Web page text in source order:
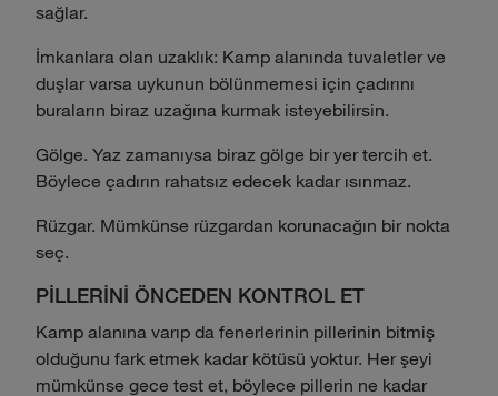
sağlar.
İmkanlara olan uzaklık: Kamp alanında tuvaletler ve
duşlar varsa uykunun bölünmemesi için çadırını
buraların biraz uzağına kurmak isteyebilirsin.
Gölge. Yaz zamanıysa biraz gölge bir yer tercih et.
Böylece çadırın rahatsız edecek kadar ısınmaz.
Rüzgar. Mümkünse rüzgardan korunacağın bir nokta
seç.
PİLLERİNİ ÖNCEDEN KONTROL ET
Kamp alanına varıp da fenerlerinin pillerinin bitmiş
olduğunu fark etmek kadar kötüsü yoktur. Her şeyi
mümkünse gece test et, böylece pillerin ne kadar